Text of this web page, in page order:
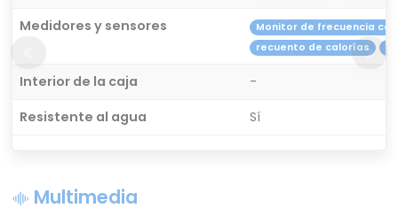
Medidores y sensores
Monitor de frecuencia
recuento de calorías
Interior de la caja
-
Resistente al agua
Sí
Multimedia